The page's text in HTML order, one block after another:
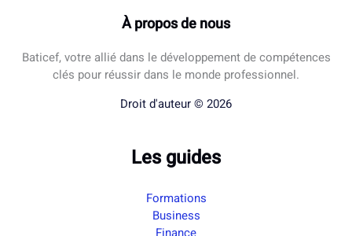
À propos de nous
Baticef, votre allié dans le développement de compétences
clés pour réussir dans le monde professionnel.
Droit d'auteur © 2026
Les guides
Formations
Business